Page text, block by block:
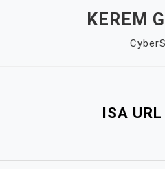
KEREM
ISA